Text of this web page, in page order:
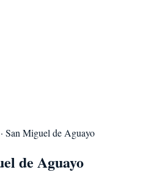
· San Miguel de Aguayo
de Aguayo